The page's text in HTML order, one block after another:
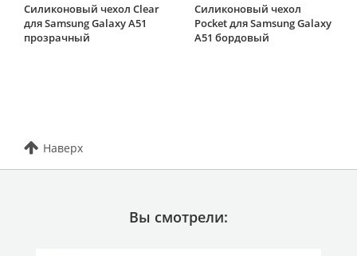
Силиконовый чехол Clear
для Samsung Galaxy A51
прозрачный
Силиконовый чехол
Pocket для Samsung Galaxy
A51 бордовый
Наверх
Вы смотрели: